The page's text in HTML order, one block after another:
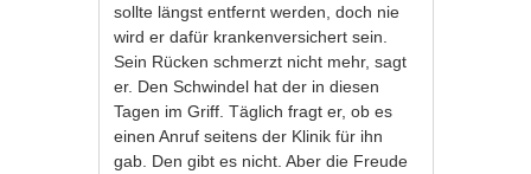
sollte längst entfernt werden, doch nie
wird er dafür krankenversichert sein.
Sein Rücken schmerzt nicht mehr, sagt
er. Den Schwindel hat der in diesen
Tagen im Griff. Täglich fragt er, ob es
einen Anruf seitens der Klinik für ihn
gab. Den gibt es nicht. Aber die Freude